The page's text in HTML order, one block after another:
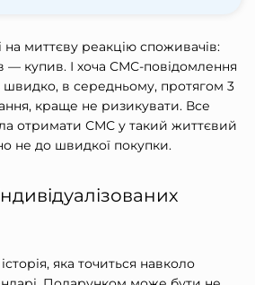
на миттєву реакцію споживачів:
купив. І хоча СМС-повідомлення
в середньому, протягом 3
краще не ризикувати. Все
отримати СМС у такий життєвий
не до швидкої покупки.
яка точиться навколо